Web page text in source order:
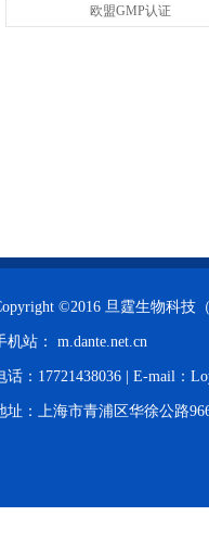
欧盟GMP认证
©2016 旦霆生物科技
机站： m.dante.net.cn
话：17721438036 | E-mail：
址：上海市青浦区华徐公路